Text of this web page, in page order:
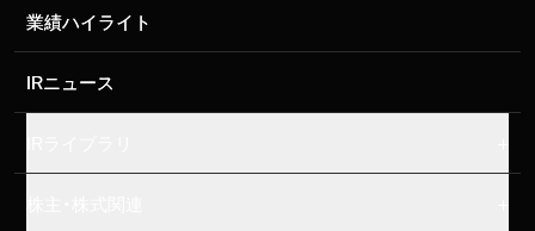
業績ハイライト
業績ハイライト
IRニュース
IRニュース